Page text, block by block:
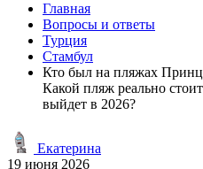
Главная
Вопросы и ответы
Турция
Стамбул
Кто был на пляжах
Какой пляж реально
выйдет в 2026?
Екатерина
19 июня 2026